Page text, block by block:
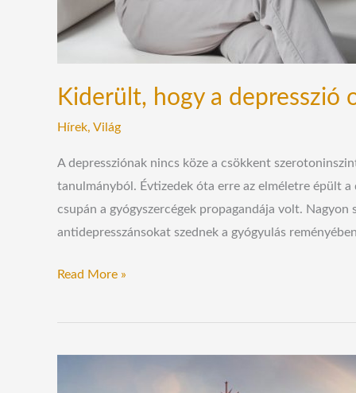
Kiderült, hogy a depresszió
Hírek, Világ
A depressziónak nincs köze a csökkent
tanulmányból. Évtizedek óta erre az elméletre épült a
csupán a gyógyszercégek propagandája volt.
antidepresszánsokat szednek a gyógyulás
Read More »